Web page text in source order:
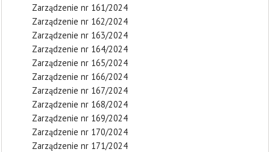
Zarządzenie nr 161/2024
Zarządzenie nr 162/2024
Zarządzenie nr 163/2024
Zarządzenie nr 164/2024
Zarządzenie nr 165/2024
Zarządzenie nr 166/2024
Zarządzenie nr 167/2024
Zarządzenie nr 168/2024
Zarządzenie nr 169/2024
Zarządzenie nr 170/2024
Zarządzenie nr 171/2024